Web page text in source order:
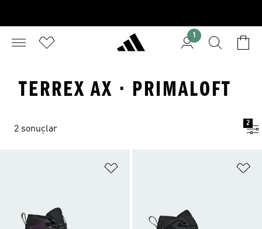
1
TERREX AX · PRIMALOFT
2 sonuçlar
2